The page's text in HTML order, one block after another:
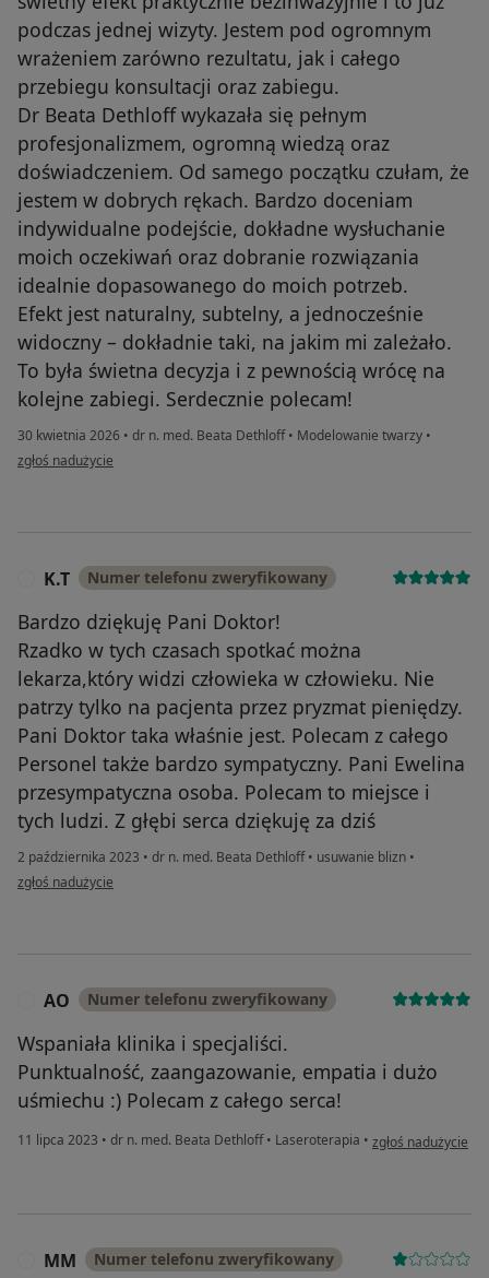
podczas jednej wizyty. Jestem pod ogromnym
wrażeniem zarówno rezultatu, jak i całego
przebiegu konsultacji oraz zabiegu.
Dr Beata Dethloff wykazała się pełnym
profesjonalizmem, ogromną wiedzą oraz
doświadczeniem. Od samego początku czułam, że
jestem w dobrych rękach. Bardzo doceniam
indywidualne podejście, dokładne wysłuchanie
moich oczekiwań oraz dobranie rozwiązania
idealnie dopasowanego do moich potrzeb.
Efekt jest naturalny, subtelny, a jednocześnie
widoczny – dokładnie taki, na jakim mi zależało.
To była świetna decyzja i z pewnością wrócę na
kolejne zabiegi. Serdecznie polecam!
30 kwietnia 2026 • dr n. med. Beata Dethloff• Modelowanie twarzy •
w opinii użytkownika Aneta
zgłoś nadużycie
K.T Numer telefonu zweryfikowany
Bardzo dziękuję Pani Doktor!
Rzadko w tych czasach spotkać można
lekarza,który widzi człowieka w człowieku. Nie
patrzy tylko na pacjenta przez pryzmat pieniędzy.
Pani Doktor taka właśnie jest. Polecam z całego
Personel także bardzo sympatyczny. Pani Ewelina
przesympatyczna osoba. Polecam to miejsce i
tych ludzi. Z głębi serca dziękuję za dziś
2 października 2023 • dr n. med. Beata Dethloff• usuwanie blizn •
w opinii użytkownika K.T
zgłoś nadużycie
AO Numer telefonu zweryfikowany
Wspaniała klinika i specjaliści.
Punktualność, zaangazowanie, empatia i dużo
uśmiechu :) Polecam z całego serca!
11 lipca 2023 • dr n. med. Beata Dethloff• Laseroterapia • w opinii
zgłoś nadużycie
MM Numer telefonu zweryfikowany